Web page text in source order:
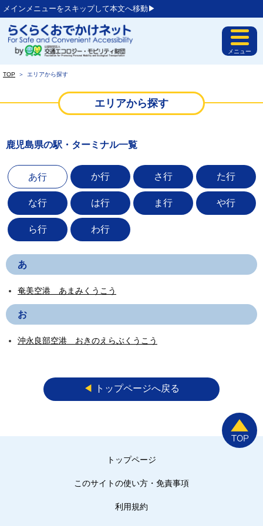
メインメニューをスキップして本文へ移動▶︎
メニュー
TOP ＞ エリアから探す
エリアから探す
鹿児島県の駅・ターミナル一覧
あ行 か行 さ行 た行
な行 は行 ま行 や行
ら行 わ行
あ
奄美空港 あまみくうこう
お
沖永良部空港 おきのえらぶくうこう
◀︎ トップページへ戻る
トップページ
このサイトの使い方・免責事項
利用規約